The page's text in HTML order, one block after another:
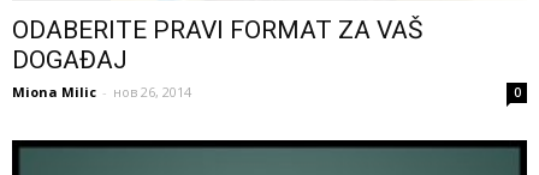
ODABERITE PRAVI FORMAT ZA VAŠ
DOGAĐAJ
Miona Milic - нов 26, 2014 0